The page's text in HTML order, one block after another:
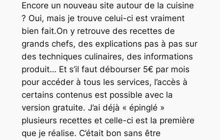
Encore un nouveau site autour de la cuisine
? Oui, mais je trouve celui-ci est vraiment
bien fait.On y retrouve des recettes de
grands chefs, des explications pas à pas sur
des techniques culinaires, des informations
produit… Et s’il faut débourser 5€ par mois
pour accéder à tous les services, l’accès à
certains contenus est possible avec la
version gratuite. J’ai déjà « épinglé »
plusieurs recettes et celle-ci est la première
que je réalise. C’était bon sans être